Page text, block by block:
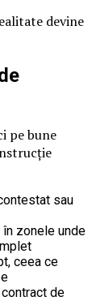
devine
pe bune
sau
zonele unde
ceea ce
de